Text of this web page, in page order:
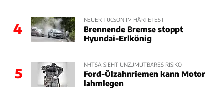
4
NEUER TUCSON IM HÄRTETEST
Brennende Bremse stoppt
Hyundai-Erlkönig
5
NHTSA SIEHT UNZUMUTBARES RISIKO
Ford-Ölzahnriemen kann Motor
lahmlegen